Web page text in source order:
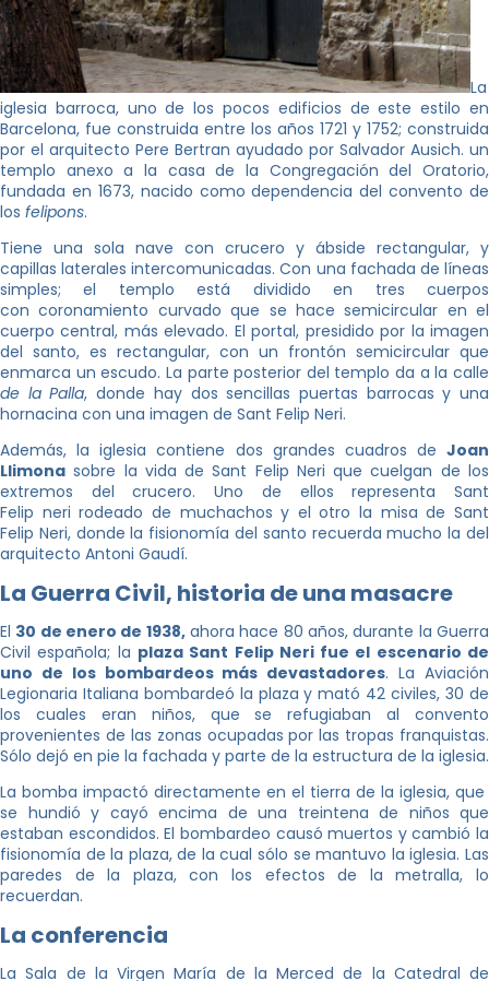
La
iglesia barroca, uno de los pocos edificios de este estilo en
Barcelona, fue construida entre los años 1721 y 1752; construida
por el arquitecto Pere Bertran ayudado por Salvador Ausich. un
templo anexo a la casa de la Congregación del Oratorio,
fundada en 1673, nacido como dependencia del convento de
los felipons.
Tiene una sola nave con crucero y ábside rectangular, y
capillas laterales intercomunicadas. Con una fachada de líneas
simples; el templo está dividido en tres cuerpos
con coronamiento curvado que se hace semicircular en el
cuerpo central, más elevado. El portal, presidido por la imagen
del santo, es rectangular, con un frontón semicircular que
enmarca un escudo. La parte posterior del templo da a la calle
de la Palla, donde hay dos sencillas puertas barrocas y una
hornacina con una imagen de Sant Felip Neri.
Además, la iglesia contiene dos grandes cuadros de Joan
Llimona sobre la vida de Sant Felip Neri que cuelgan de los
extremos del crucero. Uno de ellos representa Sant
Felip neri rodeado de muchachos y el otro la misa de Sant
Felip Neri, donde la fisionomía del santo recuerda mucho la del
arquitecto Antoni Gaudí.
La Guerra Civil, historia de una masacre
El 30 de enero de 1938,ahora hace 80 años, durante la Guerra
Civil española; la plaza Sant Felip Neri fue el escenario de
uno de los bombardeos más devastadores. La Aviación
Legionaria Italiana bombardeó la plaza y mató 42 civiles, 30 de
los cuales eran niños, que se refugiaban al convento
provenientes de las zonas ocupadas por las tropas franquistas.
Sólo dejó en pie la fachada y parte de la estructura de la iglesia.
La bomba impactó directamente en el tierra de la iglesia, que
se hundió y cayó encima de una treintena de niños que
estaban escondidos. El bombardeo causó muertos y cambió la
fisionomía de la plaza, de la cual sólo se mantuvo la iglesia. Las
paredes de la plaza, con los efectos de la metralla, lo
recuerdan.
La conferencia
La Sala de la Virgen María de la Merced de la Catedral de